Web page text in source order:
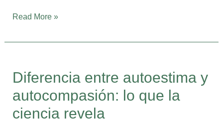
Read More »
Diferencia entre autoestima y
autocompasión: lo que la
ciencia revela
autoestima
y
autocompasión:
lo